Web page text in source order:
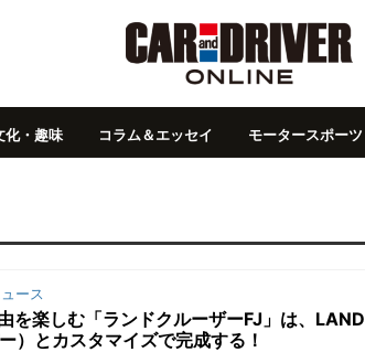
化・趣味 コラム＆エッセイ モータースポーツ
ース
を楽しむ「ランドクルーザーFJ」は、LAND
）とカスタマイズで完成する！